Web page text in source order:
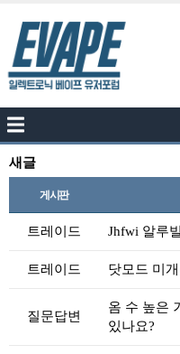
공지사항
나눔이벤트
자유게시판
질문답변
액상
새글
게시판
트레이드 Jhfwi 알루
트레이드 닷모드 미
질문답변
옴 수 높은
있나요?